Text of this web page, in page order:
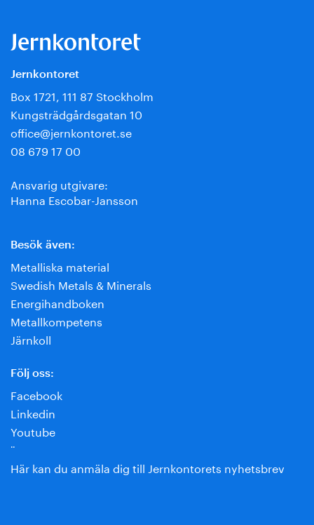
Jernkontoret
Box 1721, 111 87 Stockholm
Kungsträdgårdsgatan 10
office@jernkontoret.se
08 679 17 00
Ansvarig utgivare:
Hanna Escobar-Jansson
Besök även:
Metalliska material
Swedish Metals & Minerals
Energihandboken
Metallkompetens
Järnkoll
Följ oss:
Facebook
Linkedin
Youtube
¨
Här kan du anmäla dig till Jernkontorets nyhetsbrev